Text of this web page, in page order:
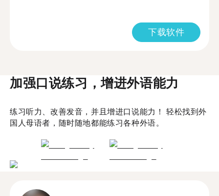
下载软件
加强口说练习，增进外语能力
练习听力、改善发音，并且增进口说能力！ 轻松找到外
国人母语者，随时随地都能练习各种外语。